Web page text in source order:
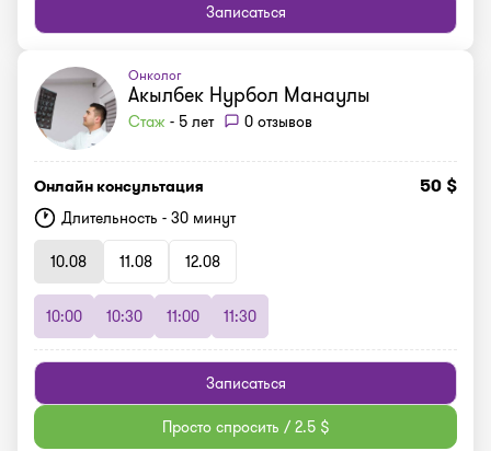
Записаться
Онколог
Акылбек Нурбол Манаулы
Стаж - 5 лет 0 отзывов
Онлайн консультация 50 $
Длительность - 30 минут
10.08
11.08 12.08
10:00 10:30 11:00 11:30
Записаться
Просто спросить / 2.5 $